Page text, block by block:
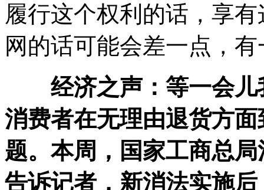
履行这个权利的话，享
网的话可能会差一点，
经济之声：等一会
消费者在无理由退货方
题。本周，国家工商总
告诉记者，新消法实施